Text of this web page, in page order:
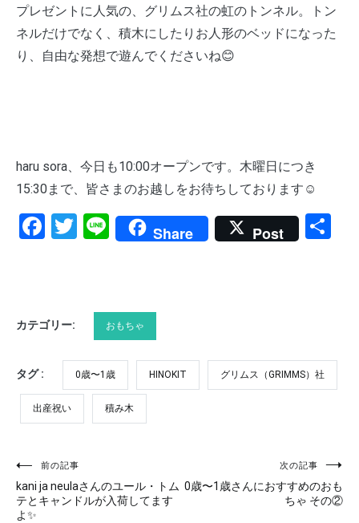
プレゼントに人気の、グリムス社の虹のトンネル。トン
ネルだけでなく、積木にしたりお人形のベッドになった
り、自由な発想で遊んでくださいね😊
haru sora、今日も10:00オープンです。木曜日につき
15:30まで、皆さまのお越しをお待ちしております☺️
Facebook
Twitter
LineShare Post
カテゴリー: おもちゃ
タグ : 0歳〜1歳 HINOKIT グリムス（GRIMMS）社
出産祝い 積み木
投
稿
前の記事
kani ja neulaさんのユール・トム
テとキャンドルが入荷してます
よ✨
次の記事
0歳〜1歳さんにおすすめのおも
ちゃ その②